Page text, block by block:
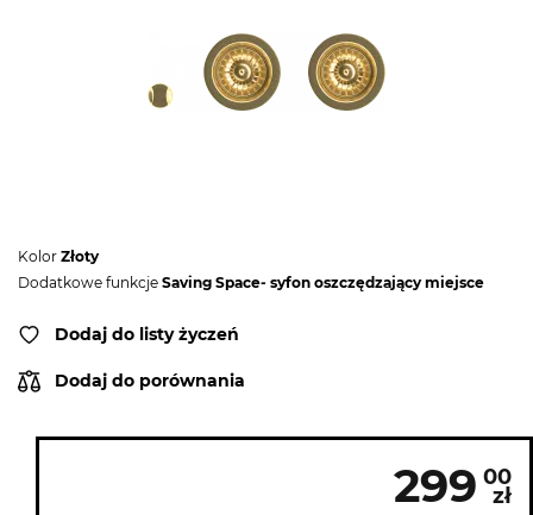
Kolor Złoty
Dodatkowe funkcje Saving Space- syfon oszczędzający miejsce
Dodaj do listy życzeń
Dodaj do porównania
299 00
zł